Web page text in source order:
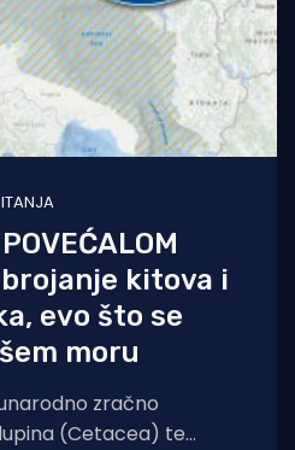
kitova i
evo što se
moru
zračno
(Cetacea) te